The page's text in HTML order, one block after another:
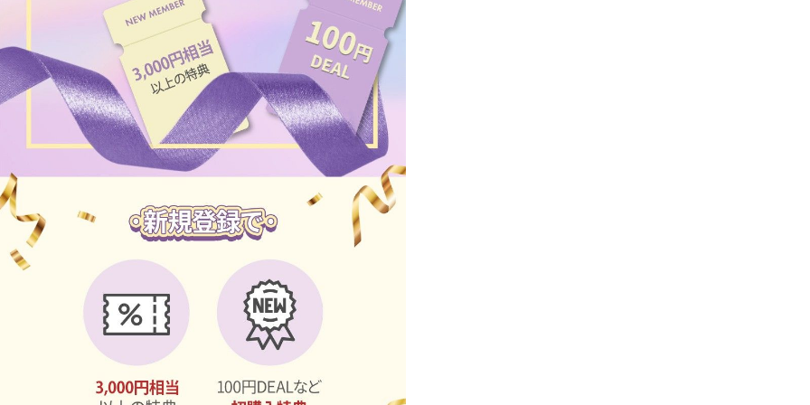
チョコ
ブラック
グリーン
ピンク
乱視用